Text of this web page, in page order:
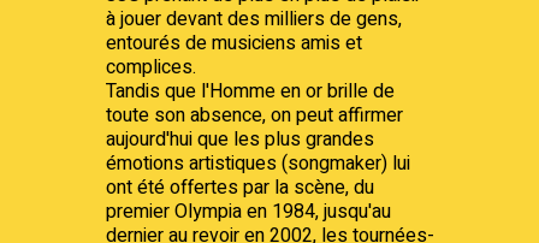
à jouer devant des milliers de gens,
entourés de musiciens amis et
complices.
Tandis que l'Homme en or brille de
toute son absence, on peut affirmer
aujourd'hui que les plus grandes
émotions artistiques (songmaker) lui
ont été offertes par la scène, du
premier Olympia en 1984, jusqu'au
dernier au revoir en 2002, les tournées-